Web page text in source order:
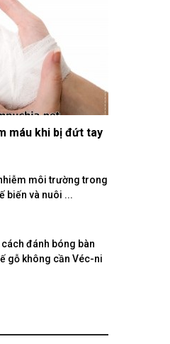
máu khi bị đứt tay
môi trường trong
biến và nuôi ...
cách đánh bóng bàn
gỗ không cần Véc-ni